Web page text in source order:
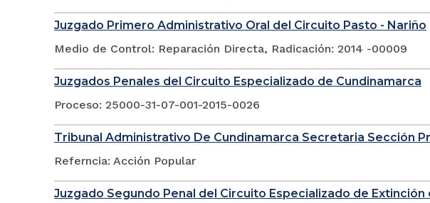
Juzgado Primero Administrativo Oral del Circuito Pasto - Nariño
Medio de Control: Reparación Directa, Radicación: 2014 -00009
Juzgados Penales del Circuito Especializado de Cundinamarca
Proceso: 25000-31-07-001-2015-0026
Tribunal Administrativo De Cundinamarca Secretaria Sección
Referncia: Acción Popular
Juzgado Segundo Penal del Circuito Especializado de